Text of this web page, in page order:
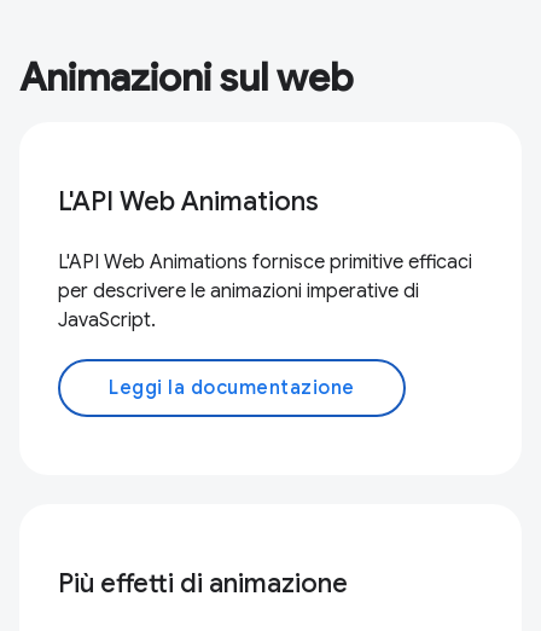
Animazioni sul web
L'API Web Animations
L'API Web Animations fornisce primitive efficaci
per descrivere le animazioni imperative di
JavaScript.
Leggi la documentazione
Più effetti di animazione